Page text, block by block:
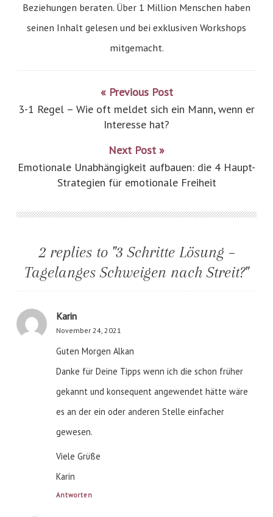
Beziehungen beraten. Über 1 Million Menschen haben
seinen Inhalt gelesen und bei exklusiven Workshops
mitgemacht.
« Previous Post
3-1 Regel – Wie oft meldet sich ein Mann, wenn er
Interesse hat?
Next Post »
Emotionale Unabhängigkeit aufbauen: die 4 Haupt-
Strategien für emotionale Freiheit
2 replies to "3 Schritte Lösung –
Tagelanges Schweigen nach Streit?"
Karin
November 24, 2021
Guten Morgen Alkan
Danke für Deine Tipps wenn ich die schon früher
gekannt und konsequent angewendet hätte wäre
es an der ein oder anderen Stelle einfacher
gewesen.
Viele Grüße
Karin
Antworten